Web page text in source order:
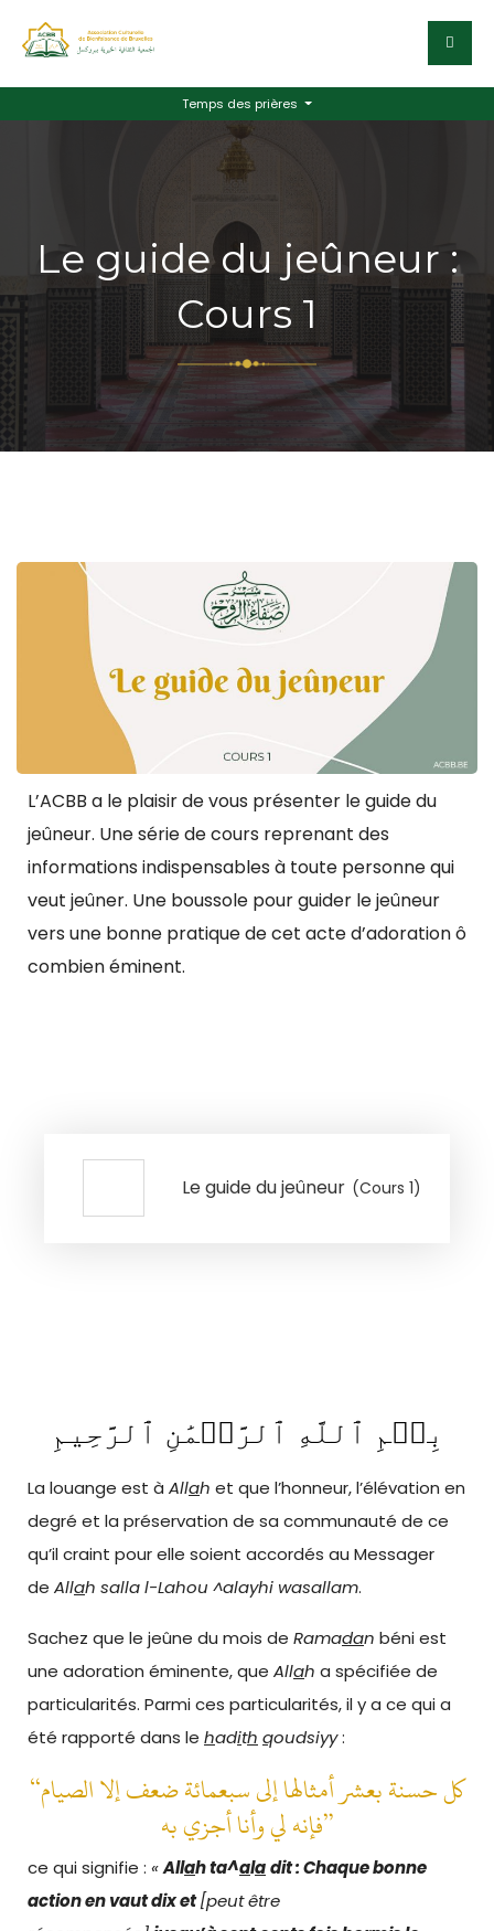
Temps des prières
Le guide du jeûneur :
Cours 1
L’ACBB a le plaisir de vous présenter le guide du
jeûneur. Une série de cours reprenant des
informations indispensables à toute personne qui
veut jeûner. Une boussole pour guider le jeûneur
vers une bonne pratique de cet acte d’adoration ô
combien éminent.
Le guide du jeûneur (Cours 1)
بِسۡمِ ٱللَّهِ ٱلرَّحۡمَٰنِ ٱلرَّحِيمِ
La louange est à Allah et que l’honneur, l’élévation en
degré et la préservation de sa communauté de ce
qu’il craint pour elle soient accordés au Messager
de Allah salla l-Lahou ^alayhi wasallam.
Sachez que le jeûne du mois de Ramadan béni est
une adoration éminente, que Allah a spécifiée de
particularités. Parmi ces particularités, il y a ce qui a
été rapporté dans le hadith qoudsiyy:
“كل حسنة بعشر أمثالها إلى سبعمائة ضعف إلا الصيام
فإنه لي وأنا أجزي به”
ce qui signifie : «Allah ta^aladit : Chaque bonne
action en vaut dix et[peut être